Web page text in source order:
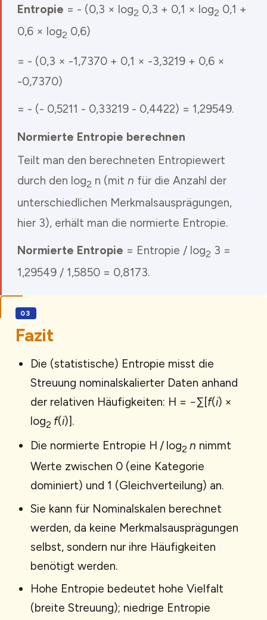
Entropie = - (0,3 × log2 0,3 + 0,1 × log2 0,1 +
0,6 × log2 0,6)
= - (0,3 × -1,7370 + 0,1 × -3,3219 + 0,6 ×
-0,7370)
= - (- 0,5211 - 0,33219 - 0,4422) = 1,29549.
Normierte Entropie berechnen
Teilt man den berechneten Entropiewert
durch den log2 n (mit n für die Anzahl der
unterschiedlichen Merkmalsausprägungen,
hier 3), erhält man die normierte Entropie.
Normierte Entropie = Entropie / log2 3 =
1,29549 / 1,5850 = 0,8173.
Fazit
Die (statistische) Entropie misst die
Streuung nominalskalierter Daten anhand
der relativen Häufigkeiten: H = −∑[f(i) ×
log2 f(i)].
Die normierte Entropie H / log2 n nimmt
Werte zwischen 0 (eine Kategorie
dominiert) und 1 (Gleichverteilung) an.
Sie kann für Nominalskalen berechnet
werden, da keine Merkmalsausprägungen
selbst, sondern nur ihre Häufigkeiten
benötigt werden.
Hohe Entropie bedeutet hohe Vielfalt
(breite Streuung); niedrige Entropie